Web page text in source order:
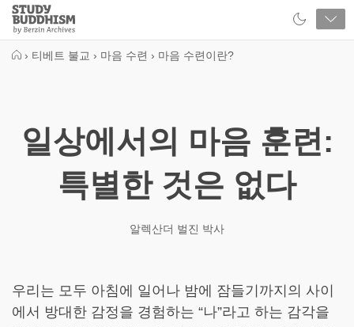
Close
Study
Buddhism
› 티베트 불교 › 마음 수련 › 마음 수련이란?
일상에서의 마음 훈련:
특별한 것은 없다
알렉산더 벌진 박사
우리는 모두 아침에 일어나 밤에 잠들기까지의 사이
에서 방대한 감정을 경험하는 “나”라고 하는 감각을